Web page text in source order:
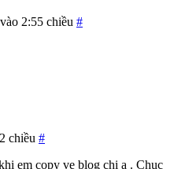
2:55 chiều #
chiều #
em copy ve blog chi a . Chuc